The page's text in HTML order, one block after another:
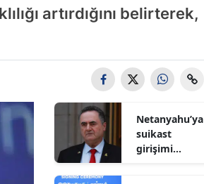
artırdığını belirterek,
Netanyahu’ya
suikast
girişimi